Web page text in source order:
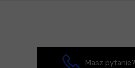
Masz